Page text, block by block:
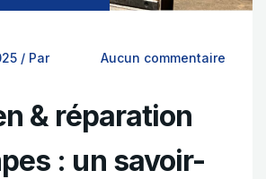
/ Par
Aucun commentaire
& réparation
: un savoir-